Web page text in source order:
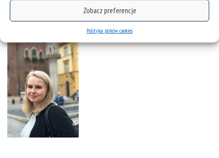
Zobacz preferencje
Polityka plików cookies